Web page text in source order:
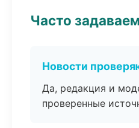
Часто
Новости
Да, редакция и
проверенные